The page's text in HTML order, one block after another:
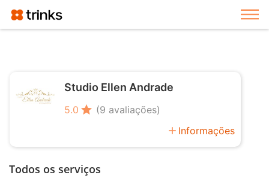
Studio Ellen Andrade
5.0 star (9 avaliações)
add Informações
Todos os serviços